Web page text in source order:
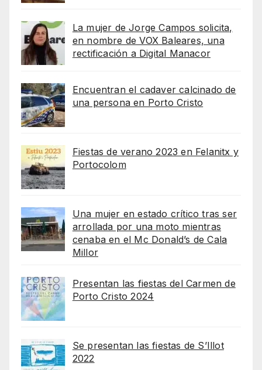
La mujer de Jorge Campos solicita,
en nombre de VOX Baleares, una
rectificación a Digital Manacor
Encuentran el cadaver calcinado de
una persona en Porto Cristo
Fiestas de verano 2023 en Felanitx y
Portocolom
Una mujer en estado crítico tras ser
arrollada por una moto mientras
cenaba en el Mc Donald’s de Cala
Millor
Presentan las fiestas del Carmen de
Porto Cristo 2024
Se presentan las fiestas de S’Illot
2022